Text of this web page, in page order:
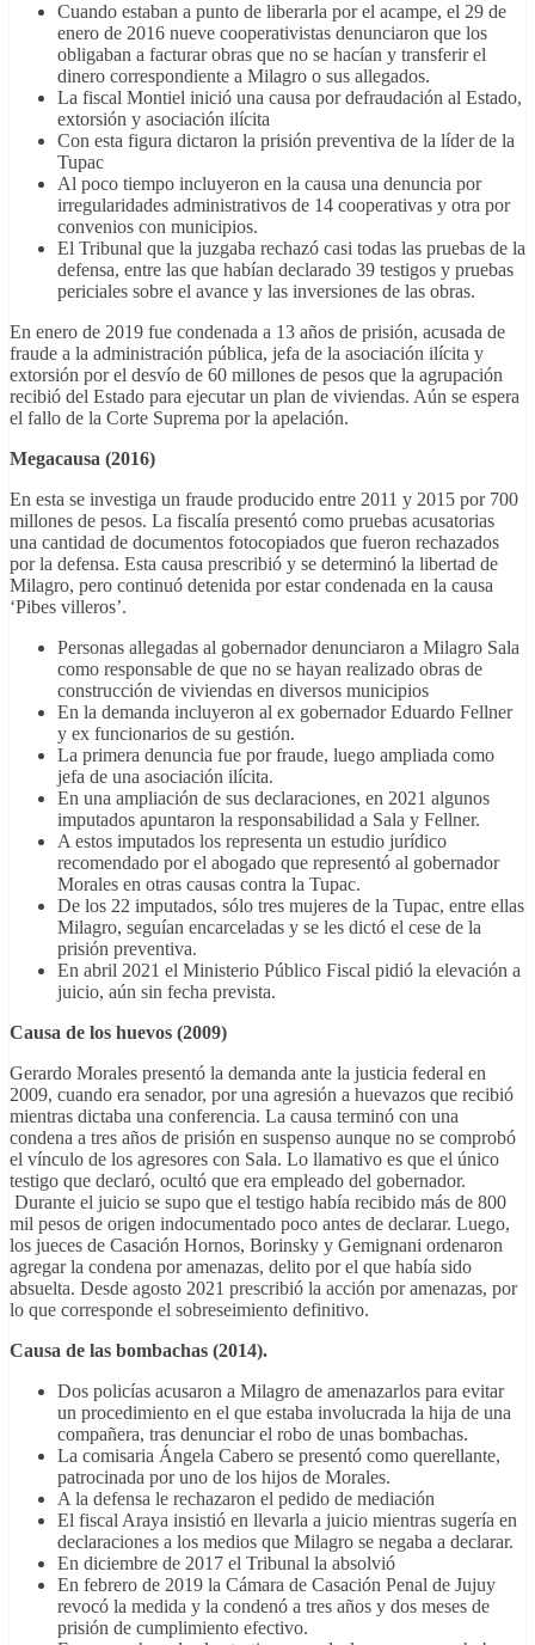
Cuando estaban a punto de liberarla por el acampe, el 29 de
enero de 2016 nueve cooperativistas denunciaron que los
obligaban a facturar obras que no se hacían y transferir el
dinero correspondiente a Milagro o sus allegados.
La fiscal Montiel inició una causa por defraudación al Estado,
extorsión y asociación ilícita
Con esta figura dictaron la prisión preventiva de la líder de la
Tupac
Al poco tiempo incluyeron en la causa una denuncia por
irregularidades administrativos de 14 cooperativas y otra por
convenios con municipios.
El Tribunal que la juzgaba rechazó casi todas las pruebas de la
defensa, entre las que habían declarado 39 testigos y pruebas
periciales sobre el avance y las inversiones de las obras.
En enero de 2019 fue condenada a 13 años de prisión, acusada de
fraude a la administración pública, jefa de la asociación ilícita y
extorsión por el desvío de 60 millones de pesos que la agrupación
recibió del Estado para ejecutar un plan de viviendas. Aún se espera
el fallo de la Corte Suprema por la apelación.
Megacausa (2016)
En esta se investiga un fraude producido entre 2011 y 2015 por 700
millones de pesos. La fiscalía presentó como pruebas acusatorias
una cantidad de documentos fotocopiados que fueron rechazados
por la defensa. Esta causa prescribió y se determinó la libertad de
Milagro, pero continuó detenida por estar condenada en la causa
‘Pibes villeros’.
Personas allegadas al gobernador denunciaron a Milagro Sala
como responsable de que no se hayan realizado obras de
construcción de viviendas en diversos municipios
En la demanda incluyeron al ex gobernador Eduardo Fellner
y ex funcionarios de su gestión.
La primera denuncia fue por fraude, luego ampliada como
jefa de una asociación ilícita.
En una ampliación de sus declaraciones, en 2021 algunos
imputados apuntaron la responsabilidad a Sala y Fellner.
A estos imputados los representa un estudio jurídico
recomendado por el abogado que representó al gobernador
Morales en otras causas contra la Tupac.
De los 22 imputados, sólo tres mujeres de la Tupac, entre ellas
Milagro, seguían encarceladas y se les dictó el cese de la
prisión preventiva.
En abril 2021 el Ministerio Público Fiscal pidió la elevación a
juicio, aún sin fecha prevista.
Causa de los huevos (2009)
Gerardo Morales presentó la demanda ante la justicia federal en
2009, cuando era senador, por una agresión a huevazos que recibió
mientras dictaba una conferencia. La causa terminó con una
condena a tres años de prisión en suspenso aunque no se comprobó
el vínculo de los agresores con Sala. Lo llamativo es que el único
testigo que declaró, ocultó que era empleado del gobernador.
Durante el juicio se supo que el testigo había recibido más de 800
mil pesos de origen indocumentado poco antes de declarar. Luego,
los jueces de Casación Hornos, Borinsky y Gemignani ordenaron
agregar la condena por amenazas, delito por el que había sido
absuelta. Desde agosto 2021 prescribió la acción por amenazas, por
lo que corresponde el sobreseimiento definitivo.
Causa de las bombachas (2014).
Dos policías acusaron a Milagro de amenazarlos para evitar
un procedimiento en el que estaba involucrada la hija de una
compañera, tras denunciar el robo de unas bombachas.
La comisaria Ángela Cabero se presentó como querellante,
patrocinada por uno de los hijos de Morales.
A la defensa le rechazaron el pedido de mediación
El fiscal Araya insistió en llevarla a juicio mientras sugería en
declaraciones a los medios que Milagro se negaba a declarar.
En diciembre de 2017 el Tribunal la absolvió
En febrero de 2019 la Cámara de Casación Penal de Jujuy
revocó la medida y la condenó a tres años y dos meses de
prisión de cumplimiento efectivo.